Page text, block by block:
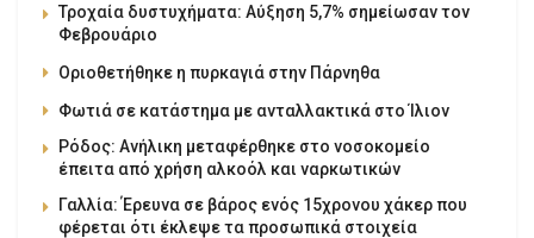
Τροχαία δυστυχήματα: Αύξηση 5,7% σημείωσαν τον
Φεβρουάριο
Οριοθετήθηκε η πυρκαγιά στην Πάρνηθα
Φωτιά σε κατάστημα με ανταλλακτικά στο Ίλιον
Ρόδος: Ανήλικη μεταφέρθηκε στο νοσοκομείο
έπειτα από χρήση αλκοόλ και ναρκωτικών
Γαλλία: Έρευνα σε βάρος ενός 15χρονου χάκερ που
φέρεται ότι έκλεψε τα προσωπικά στοιχεία